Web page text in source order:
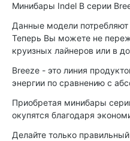
Минибары Indel B серии
Данные модели потребляют
Теперь Вы можете не
круизных лайнеров или в
Breeze - это линия
энергии по сравнению с
Приобретая минибары
окупятся благодаря
Делайте только